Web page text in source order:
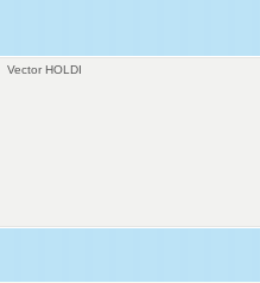
Vector HOLDI